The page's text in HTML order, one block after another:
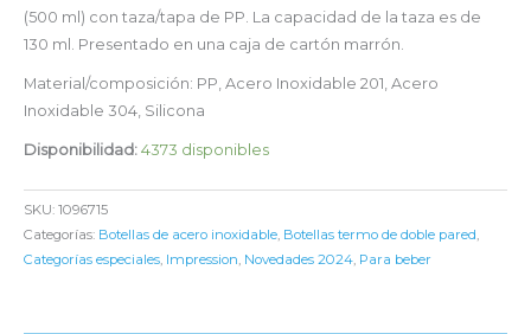
(500 ml) con taza/tapa de PP. La capacidad de la taza es de
130 ml. Presentado en una caja de cartón marrón.
Material/composición: PP, Acero Inoxidable 201, Acero
Inoxidable 304, Silicona
Disponibilidad: 4373 disponibles
SKU: 1096715
Categorías: Botellas de acero inoxidable, Botellas termo de doble pared,
Categorías especiales, Impression, Novedades 2024, Para beber